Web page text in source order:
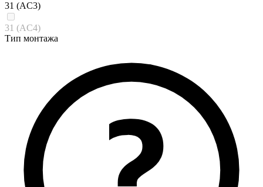
31 (AC3)
31 (AC4)
Тип монтажа